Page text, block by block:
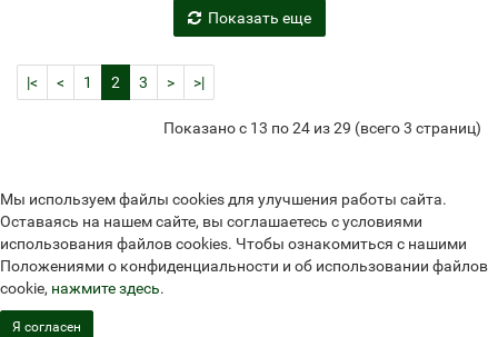
Показать еще
|< < 1 2 3 > >|
Показано с 13 по 24 из 29 (всего 3 страниц)
Мы используем файлы cookies для улучшения работы сайта.
Оставаясь на нашем сайте, вы соглашаетесь с условиями
использования файлов cookies. Чтобы ознакомиться с нашими
Положениями о конфиденциальности и об использовании файлов
cookie, нажмите здесь.
Я согласен